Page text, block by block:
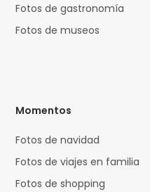
Fotos de gastronomía
Fotos de museos
Momentos
Fotos de navidad
Fotos de viajes en familia
Fotos de shopping